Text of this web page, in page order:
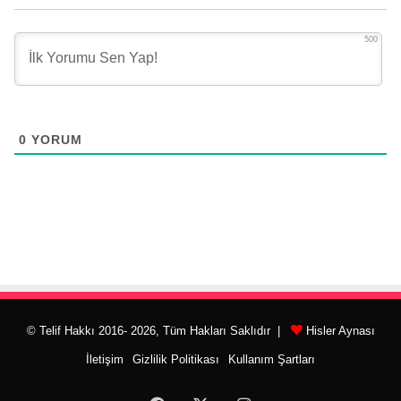
500
0 YORUM
© Telif Hakkı 2016- 2026, Tüm Hakları Saklıdır | Hisler Aynası
İletişim Gizlilik Politikası Kullanım Şartları